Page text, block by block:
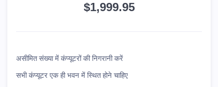
$1,999.95
असीमित संख्या में कंप्यूटरों की निगरानी करें
सभी कंप्यूटर एक ही भवन में स्थित होने चाहिए